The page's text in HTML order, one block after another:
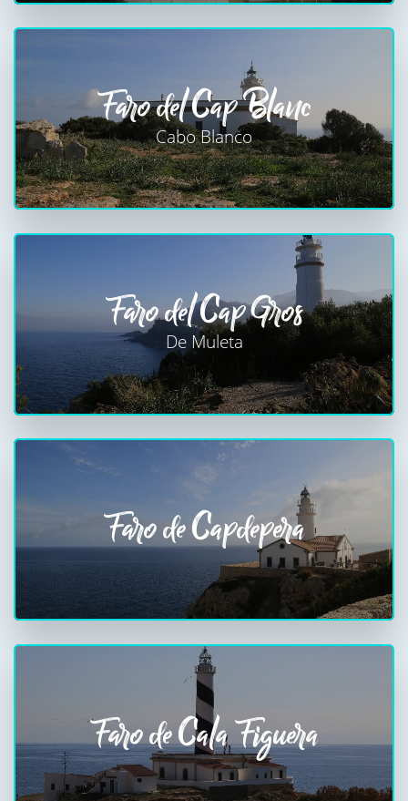
Faro del Cap Blanc
Cabo Blanco
Faro del Cap Gros
De Muleta
Faro de Capdepera
Faro de Cala Figuera